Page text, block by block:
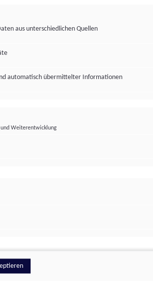
aus unterschiedlichen Quellen
automatisch übermittelter Informationen
Weiterentwicklung